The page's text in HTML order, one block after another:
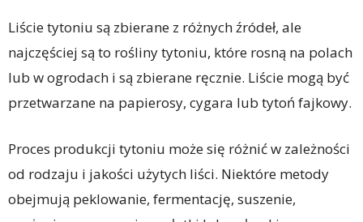
Liście tytoniu są zbierane z różnych źródeł, ale
najczęściej są to rośliny tytoniu, które rosną na polach
lub w ogrodach i są zbierane ręcznie. Liście mogą być
przetwarzane na papierosy, cygara lub tytoń fajkowy.
Proces produkcji tytoniu może się różnić w zależności
od rodzaju i jakości użytych liści. Niektóre metody
obejmują peklowanie, fermentację, suszenie,